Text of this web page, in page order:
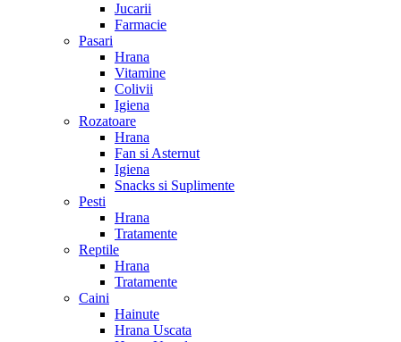
Jucarii
Farmacie
Pasari
Hrana
Vitamine
Colivii
Igiena
Rozatoare
Hrana
Fan si Asternut
Igiena
Snacks si Suplimente
Pesti
Hrana
Tratamente
Reptile
Hrana
Tratamente
Caini
Hainute
Hrana Uscata